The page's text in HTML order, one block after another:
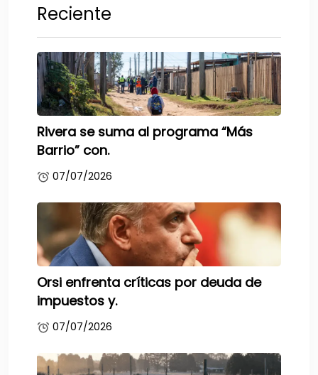
Reciente
Rivera se suma al programa “Más
Barrio” con.
07/07/2026
Orsi enfrenta críticas por deuda de
impuestos y.
07/07/2026